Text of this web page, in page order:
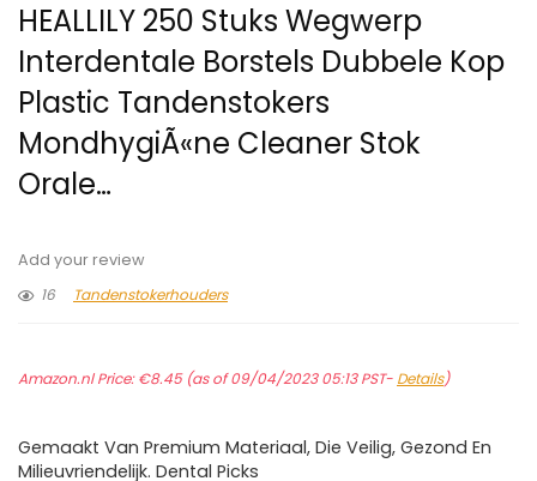
HEALLILY 250 Stuks Wegwerp
Interdentale Borstels Dubbele Kop
Plastic Tandenstokers
MondhygiÃ«ne Cleaner Stok
Orale…
Add your review
16
Tandenstokerhouders
Amazon.nl Price:€8.45(as of 09/04/2023 05:13 PST- Details)
Gemaakt Van Premium Materiaal, Die Veilig, Gezond En
Milieuvriendelijk. Dental Picks